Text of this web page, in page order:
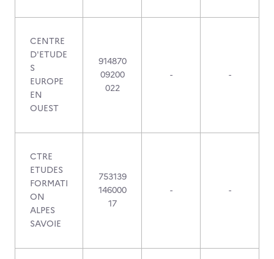
CENTRE
D'ETUDE
S
EUROPE
EN
OUEST
914870
09200
022
- -
CTRE
ETUDES
FORMATI
ON
ALPES
SAVOIE
753139
146000
17
- -